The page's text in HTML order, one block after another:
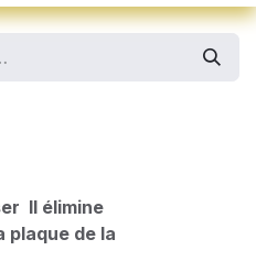
Il élimine
plaque de la